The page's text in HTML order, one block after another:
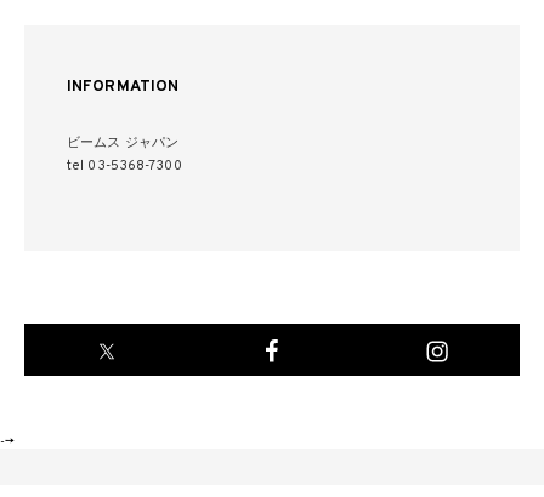
INFORMATION
ビームス ジャパン
tel 03-5368-7300
-->